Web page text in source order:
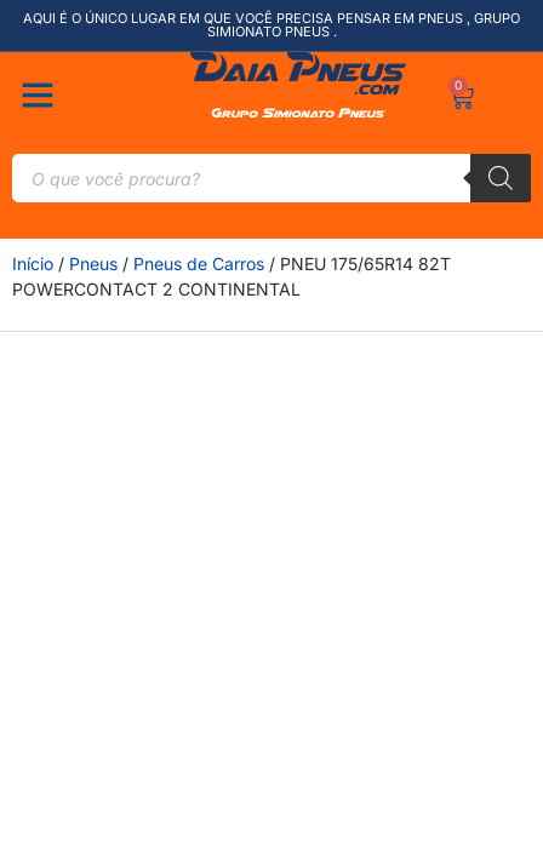
AQUI É O ÚNICO LUGAR EM QUE VOCÊ PRECISA PENSAR EM PNEUS , GRUPO
SIMIONATO PNEUS .
0
Início / Pneus / Pneus de Carros / PNEU 175/65R14 82T
POWERCONTACT 2 CONTINENTAL